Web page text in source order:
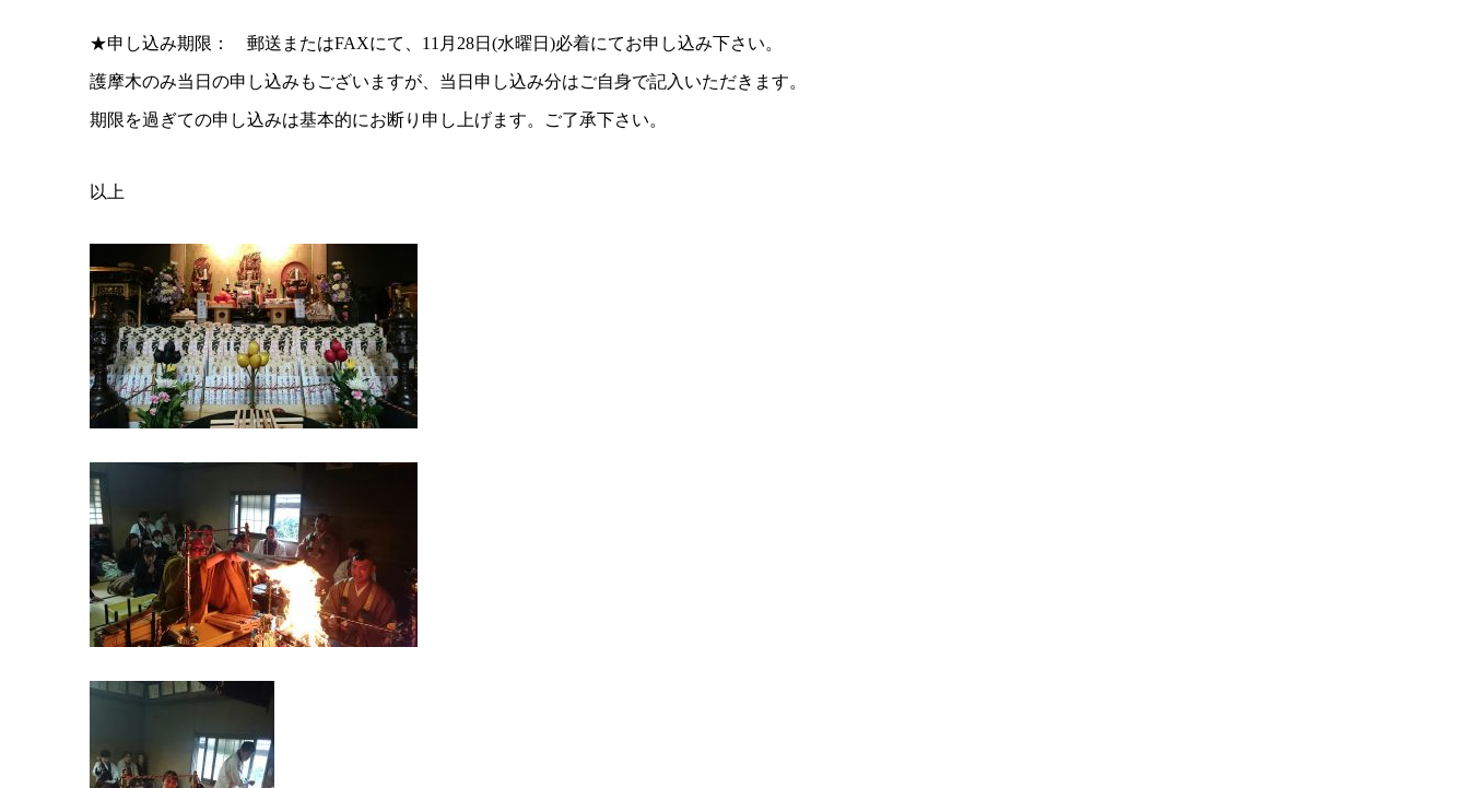
★申し込み期限： 郵送またはFAXにて、11月28日(水曜日)必着にてお申し込み下さい。
護摩木のみ当日の申し込みもございますが、当日申し込み分はご自身で記入いただきます。
期限を過ぎての申し込みは基本的にお断り申し上げます。ご了承下さい。
以上